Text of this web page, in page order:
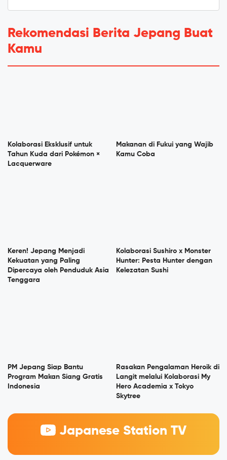
Rekomendasi Berita Jepang Buat
Kamu
Kolaborasi Eksklusif untuk
Tahun Kuda dari Pokémon ×
Lacquerware
Makanan di Fukui yang Wajib
Kamu Coba
Keren! Jepang Menjadi
Kekuatan yang Paling
Dipercaya oleh Penduduk Asia
Tenggara
Kolaborasi Sushiro x Monster
Hunter: Pesta Hunter dengan
Kelezatan Sushi
PM Jepang Siap Bantu
Program Makan Siang Gratis
Indonesia
Rasakan Pengalaman Heroik di
Langit melalui Kolaborasi My
Hero Academia x Tokyo
Skytree
Japanese Station TV